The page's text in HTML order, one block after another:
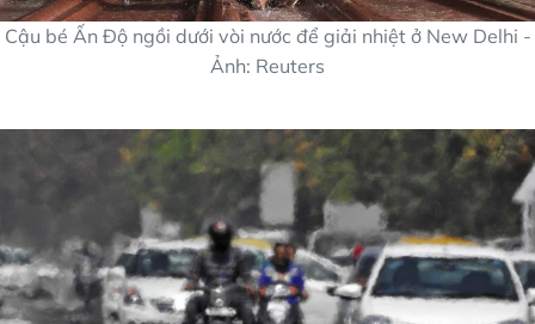
Cậu bé Ấn Độ ngồi dưới vòi nước để giải nhiệt ở New Delhi -
Ảnh: Reuters